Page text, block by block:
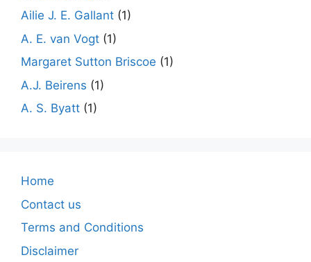
Ailie J. E. Gallant (1)
A. E. van Vogt (1)
Margaret Sutton Briscoe (1)
A.J. Beirens (1)
A. S. Byatt (1)
Home
Contact us
Terms and Conditions
Disclaimer